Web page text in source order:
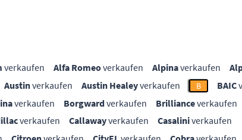
verkaufen Alfa Romeoverkaufen Alpinaverkaufen
Austinverkaufen Austin Healeyverkaufen B BAIC
verkaufen Borgwardverkaufen Brillianceverkaufen
verkaufen Callawayverkaufen Casaliniverkaufen